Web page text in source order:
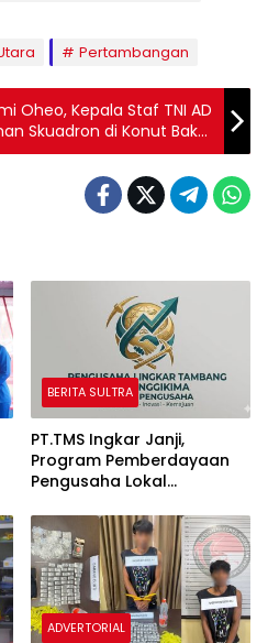
Pertambangan
Oheo, Kepala Staf TNI AD
Skuadron di Konut Bakal
BERITA SULTRA
PT.TMS Ingkar Janji,
Program Pemberdayaan
Pengusaha Lokal
Menuai Kritikan
ADVERTORIAL